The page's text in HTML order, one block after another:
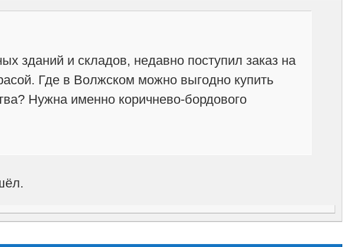
зданий и складов, недавно поступил заказ на
Где в Волжском можно выгодно купить
Нужна именно коричнево-бордового